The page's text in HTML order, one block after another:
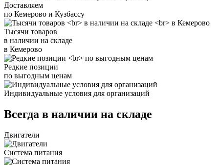
Доставляем
по Кемерово и Кузбассу
Тысячи товаров
в наличии на складе
в Кемерово
Редкие позиции
по выгодным ценам
Индивидуальные условия для организаций
Всегда в наличии на складе
Двигатели
Система питания